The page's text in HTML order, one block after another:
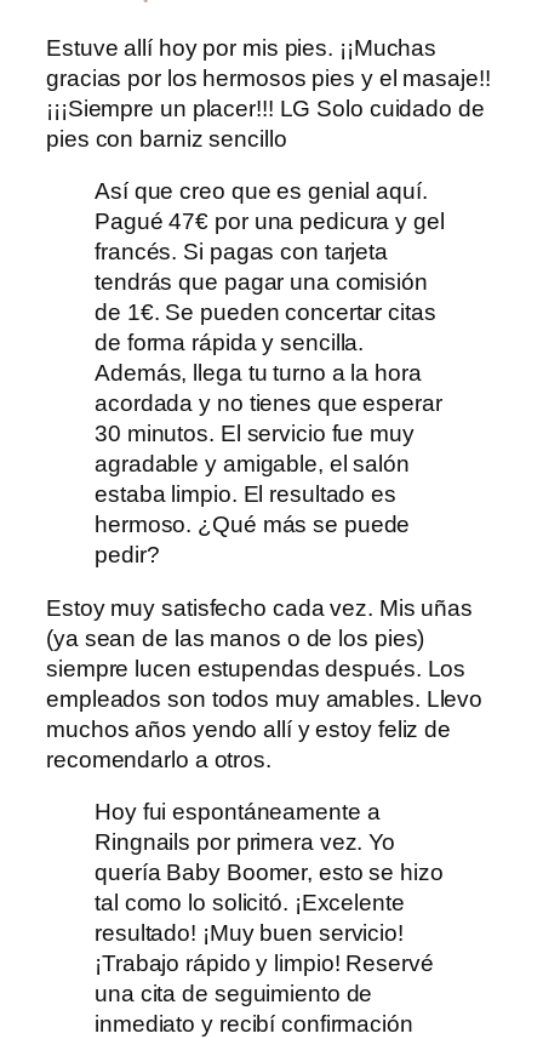
Estuve allí hoy por mis pies. ¡¡Muchas
gracias por los hermosos pies y el masaje!!
¡¡¡Siempre un placer!!! LG Solo cuidado de
pies con barniz sencillo
Así que creo que es genial aquí.
Pagué 47€ por una pedicura y gel
francés. Si pagas con tarjeta
tendrás que pagar una comisión
de 1€. Se pueden concertar citas
de forma rápida y sencilla.
Además, llega tu turno a la hora
acordada y no tienes que esperar
30 minutos. El servicio fue muy
agradable y amigable, el salón
estaba limpio. El resultado es
hermoso. ¿Qué más se puede
pedir?
Estoy muy satisfecho cada vez. Mis uñas
(ya sean de las manos o de los pies)
siempre lucen estupendas después. Los
empleados son todos muy amables. Llevo
muchos años yendo allí y estoy feliz de
recomendarlo a otros.
Hoy fui espontáneamente a
Ringnails por primera vez. Yo
quería Baby Boomer, esto se hizo
tal como lo solicitó. ¡Excelente
resultado! ¡Muy buen servicio!
¡Trabajo rápido y limpio! Reservé
una cita de seguimiento de
inmediato y recibí confirmación